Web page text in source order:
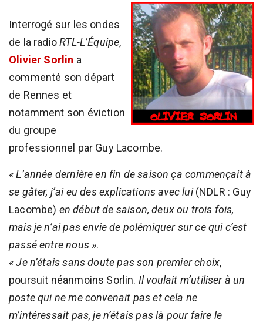
Interrogé sur les ondes
de la radioRTL-L’Équipe,
Olivier Sorlin a
commenté son départ
de Rennes et
notamment son éviction
du groupe
professionnel par Guy Lacombe.
«L’année dernière en fin de saison ça commençait à
se gâter, j’ai eu des explications avec lui(NDLR : Guy
Lacombe) en début de saison, deux ou trois fois,
mais je n’ai pas envie de polémiquer sur ce qui c’est
passé entre nous».
«Je n’étais sans doute pas son premier choix,
poursuit néanmoins Sorlin. Il voulait m’utiliser à un
poste qui ne me convenait pas et cela ne
m’intéressait pas, je n’étais pas là pour faire le